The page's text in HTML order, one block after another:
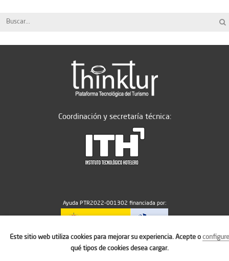
Coordinación y secretaría técnica:
Ayuda PTR2022-001302 financiada por:
MICIU/AEI/10.13039/501100011033
Este sitio web utiliza cookies para mejorar su experiencia. Acepte oconfigure
qué tipos de cookies desea cargar.